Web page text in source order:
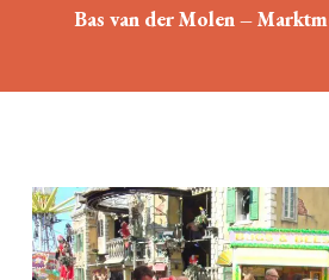
Bas van der Molen –